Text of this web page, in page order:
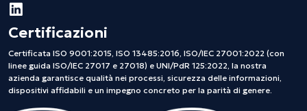
Certificazioni
Certificata ISO 9001:2015, ISO 13485:2016, ISO/IEC 27001:2022 (con
linee guida ISO/IEC 27017 e 27018) e UNI/PdR 125:2022, la nostra
azienda garantisce qualità nei processi, sicurezza delle informazioni,
dispositivi affidabili e un impegno concreto per la parità di genere.